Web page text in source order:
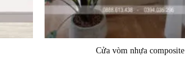
Cửa vòm nhựa composite